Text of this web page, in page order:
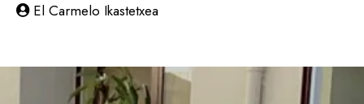
El Carmelo Ikastetxea